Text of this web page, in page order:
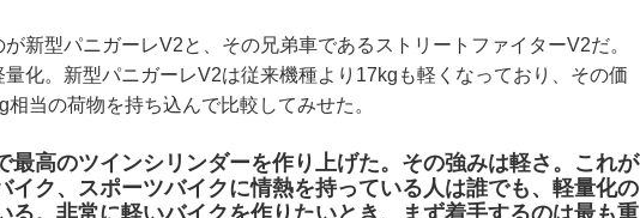
新型パニガーレV2と、その兄弟車であるストリートファイターV2だ。
化。新型パニガーレV2は従来機種より17kgも軽くなっており、その価
当の荷物を持ち込んで比較してみせた。
最高のツインシリンダーを作り上げた。その強みは軽さ。これが
イク、スポーツバイクに情熱を持っている人は誰でも、軽量化の
る。非常に軽いバイクを作りたいとき、まず着手するのは最も重